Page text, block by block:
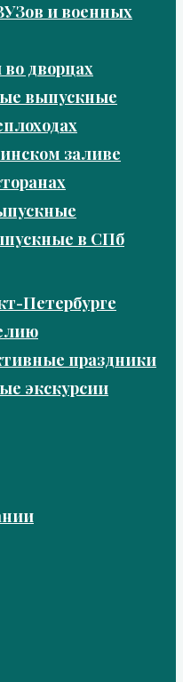
и военных
дворцах
выпускные
заливе
в СПб
Петербурге
праздники
экскурсии